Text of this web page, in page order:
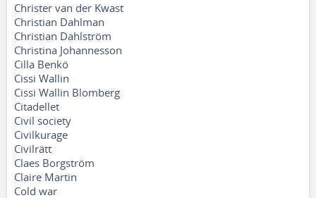
Christer van der Kwast
Christian Dahlman
Christian Dahlström
Christina Johannesson
Cilla Benkö
Cissi Wallin
Cissi Wallin Blomberg
Citadellet
Civil society
Civilkurage
Civilrätt
Claes Borgström
Claire Martin
Cold war